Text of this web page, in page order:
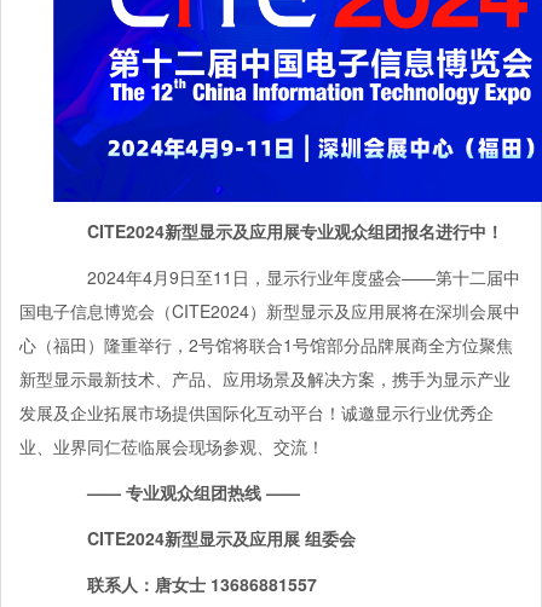
CITE2024新型显示及应用展专业观众组团报名进行中！
2024年4月9日至11日，显示行业年度盛会——第十二届中
国电子信息博览会（CITE2024）新型显示及应用展将在深圳会展中
心（福田）隆重举行，2号馆将联合1号馆部分品牌展商全方位聚焦
新型显示最新技术、产品、应用场景及解决方案，携手为显示产业
发展及企业拓展市场提供国际化互动平台！诚邀显示行业优秀企
业、业界同仁莅临展会现场参观、交流！
—— 专业观众组团热线 ——
CITE2024新型显示及应用展 组委会
联系人：唐女士 13686881557